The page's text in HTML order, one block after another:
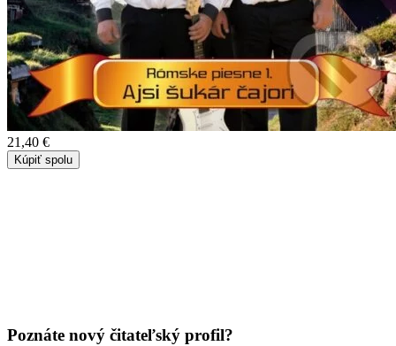
21,40 €
Kúpiť spolu
Poznáte nový čitateľský profil?